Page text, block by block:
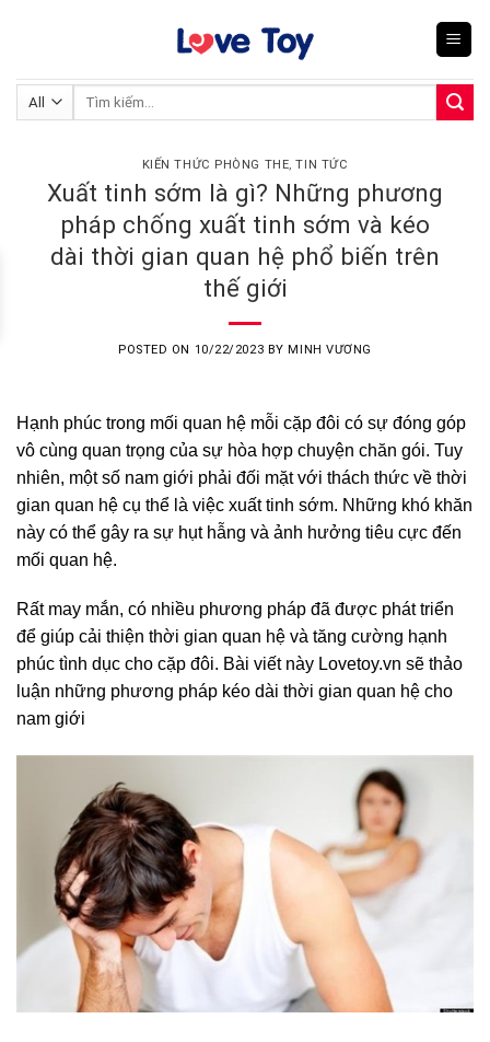
Tìm
KIẾN THỨC PHÒNG THE,TIN TỨC
Xuất tinh sớm là gì? Những phương
pháp chống xuất tinh sớm và kéo
dài thời gian quan hệ phổ biến trên
thế giới
POSTED ON 10/22/2023 BYMINH VƯƠNG
Hạnh phúc trong mối quan hệ mỗi cặp đôi có sự đóng góp
vô cùng quan trọng của sự hòa hợp chuyện chăn gói. Tuy
nhiên, một số nam giới phải đối mặt với thách thức về thời
gian quan hệ cụ thể là việc xuất tinh sớm. Những khó khăn
này có thể gây ra sự hụt hẫng và ảnh hưởng tiêu cực đến
mối quan hệ.
Rất may mắn, có nhiều phương pháp đã được phát triển
để giúp cải thiện thời gian quan hệ và tăng cường hạnh
phúc tình dục cho cặp đôi. Bài viết này Lovetoy.vn sẽ thảo
luận những phương pháp kéo dài thời gian quan hệ cho
nam giới